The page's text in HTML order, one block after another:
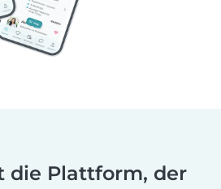
die Plattform, der